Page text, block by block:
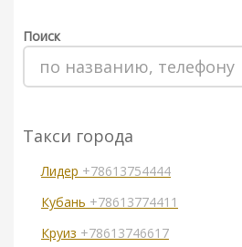
Поиск
Такси города
Лидер +78613754444
Кубань +78613774411
Круиз +78613746617